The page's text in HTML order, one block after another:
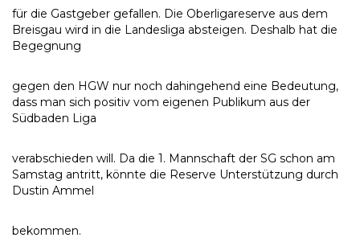
für die Gastgeber gefallen. Die Oberligareserve aus dem
Breisgau wird in die Landesliga absteigen. Deshalb hat die
Begegnung
gegen den HGW nur noch dahingehend eine Bedeutung,
dass man sich positiv vom eigenen Publikum aus der
Südbaden Liga
verabschieden will. Da die 1. Mannschaft der SG schon am
Samstag antritt, könnte die Reserve Unterstützung durch
Dustin Ammel
bekommen.